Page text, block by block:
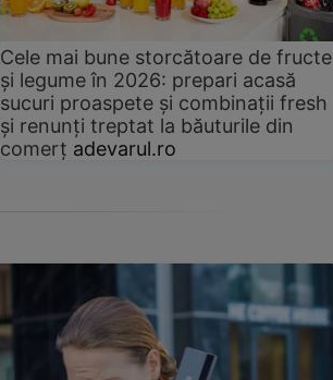
Cele mai bune storcătoare de fructe
și legume în 2026: prepari acasă
sucuri proaspete și combinații fresh
și renunți treptat la băuturile din
comerț adevarul.ro